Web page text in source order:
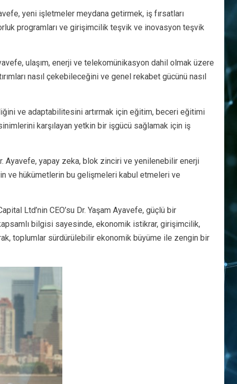
yeni işletmeler meydana getirmek, iş fırsatları
programları ve girişimcilik teşvik ve inovasyon teşvik
ulaşım, enerji ve telekomünikasyon dahil olmak üzere
nasıl çekebileceğini ve genel rekabet gücünü nasıl
ve adaptabilitesini artırmak için eğitim, beceri eğitimi
karşılayan yetkin bir işgücü sağlamak için iş
Ayavefe, yapay zeka, blok zinciri ve yenilenebilir enerji
ve hükümetlerin bu gelişmeleri kabul etmeleri ve
Ltd’nin CEO’su Dr. Yaşam Ayavefe, güçlü bir
bilgisi sayesinde, ekonomik istikrar, girişimcilik,
toplumlar sürdürülebilir ekonomik büyüme ile zengin bir